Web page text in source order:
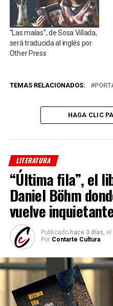
“Las malas”, de Sosa Villada,
será traducida al inglés por
Other Press
TEMAS RELACIONADOS:
HAGA CLIC
LITERATURA
“Última fila”, el
Daniel Böhm
vuelve
Publicado hace 3 días, el
Por Contarte Cultura